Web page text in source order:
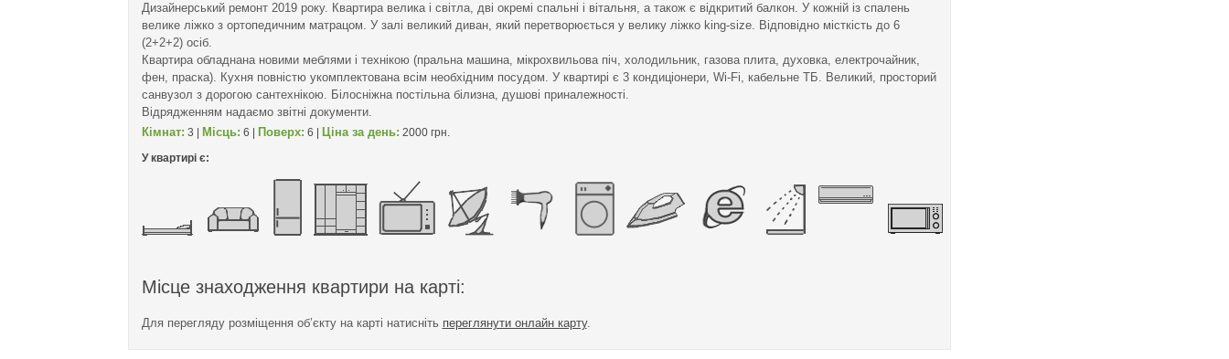
Дизайнерський ремонт 2019 року. Квартира велика і світла, дві окремі спальні і вітальня, а також є відкритий балкон. У кожній із спалень
велике ліжко з ортопедичним матрацом. У залі великий диван, який перетворюється у велику ліжко king-size. Відповідно місткість до 6
(2+2+2) осіб.
Квартира обладнана новими меблями і технікою (пральна машина, мікрохвильова піч, холодильник, газова плита, духовка, електрочайник,
фен, праска). Кухня повністю укомплектована всім необхідним посудом. У квартирі є 3 кондиціонери, Wi-Fi, кабельне ТБ. Великий, просторий
санвузол з дорогою сантехнікою. Білосніжна постільна білизна, душові приналежності.
Відрядженням надаємо звітні документи.
Кімнат: 3 | Місць: 6 | Поверх: 6 | Ціна за день: 2000 грн.
У квартирі є:
Місце знаходження квартири на карті:
Для перегляду розміщення об’єкту на карті натисніть переглянути онлайн карту.